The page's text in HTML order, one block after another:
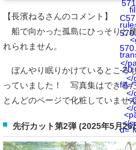
</
</
</
</
</
-
【長濱ねるさんのコメント】
船で向かった孤島にひっそりと
れられません。
ぼんやり眠りかけているところ
っていました！ 写真集はできる
とんどのページで化粧していません
先行カット第2弾 (2025年5月26